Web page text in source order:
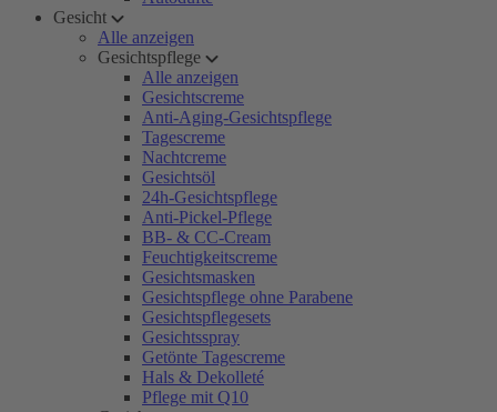
Gesicht
Alle anzeigen
Gesichtspflege
Alle anzeigen
Gesichtscreme
Anti-Aging-Gesichtspflege
Tagescreme
Nachtcreme
Gesichtsöl
24h-Gesichtspflege
Anti-Pickel-Pflege
BB- & CC-Cream
Feuchtigkeitscreme
Gesichtsmasken
Gesichtspflege ohne Parabene
Gesichtspflegesets
Gesichtsspray
Getönte Tagescreme
Hals & Dekolleté
Pflege mit Q10